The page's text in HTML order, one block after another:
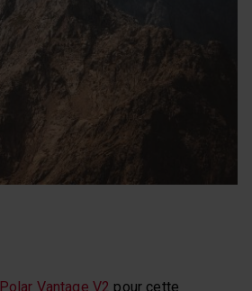
Polar Vantage V2 pour cette